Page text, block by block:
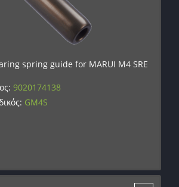
spring guide for MARUI M4 SRE
9020174138
GM4S